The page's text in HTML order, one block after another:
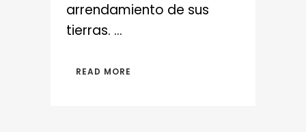
arrendamiento de sus
tierras. ...
READ MORE